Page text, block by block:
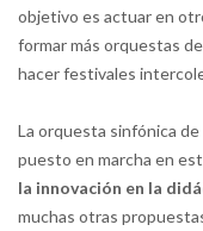
objetivo es actuar en
formar más orquestas
hacer festivales
La orquesta sinfónica de
puesto en marcha en
la innovación en la
muchas otras